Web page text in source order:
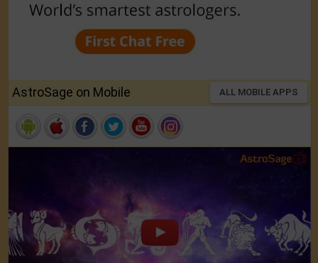
AstroSage on Mobile ALL MOBILE APPS